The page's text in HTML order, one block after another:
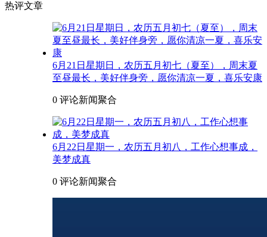
热评文章
6月21日星期日，农历五月初七（夏至），周末夏
至昼最长，美好伴身旁，愿你清凉一夏，喜乐安康
0 评论新闻聚合
6月22日星期一，农历五月初八，工作心想事成，
美梦成真
0 评论新闻聚合